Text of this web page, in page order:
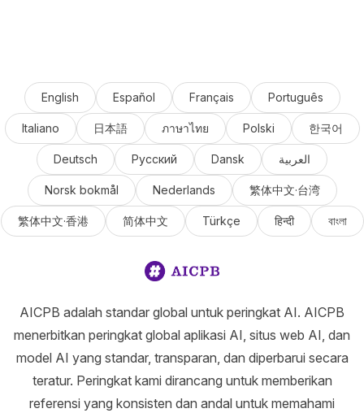
English Español Français Português
Italiano 日本語 ภาษาไทย Polski 한국어
Deutsch Русский Dansk العربية
Norsk bokmål Nederlands 繁体中文·台湾
繁体中文·香港 简体中文 Türkçe हिन्दी বাংলা
AICPB adalah standar global untuk peringkat AI. AICPB
menerbitkan peringkat global aplikasi AI, situs web AI, dan
model AI yang standar, transparan, dan diperbarui secara
teratur. Peringkat kami dirancang untuk memberikan
referensi yang konsisten dan andal untuk memahami